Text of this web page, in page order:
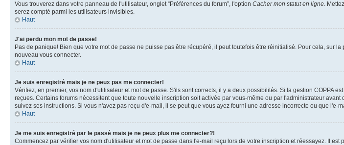
Vous trouverez dans votre panneau de l'utilisateur, onglet “Préférences du forum”, l'option Cacher mon statut en ligne.
serez compté parmi les utilisateurs invisibles.
Haut
J'ai perdu mon mot de passe!
Pas de panique! Bien que votre mot de passe ne puisse pas être récupéré, il peut toutefois être réinitialisé. Pour cela, sur
nouveau vous connecter.
Haut
Je suis enregistré mais je ne peux pas me connecter!
Vérifiez, en premier, vos nom d'utilisateur et mot de passe. S'ils sont corrects, il y a deux possibilités. Si la gestion
reçues. Certains forums nécessitent que toute nouvelle inscription soit activée par vous-même ou par l'administrateur
suivez ses instructions. Si vous n'avez pas reçu d'e-mail, il se peut que vous ayez fourni une adresse incorrecte ou que
Haut
Je me suis enregistré par le passé mais je ne peux plus me connecter?!
Commencez par vérifier vos nom d'utilisateur et mot de passe dans l'e-mail reçu lors de votre inscription et réessayez. Il